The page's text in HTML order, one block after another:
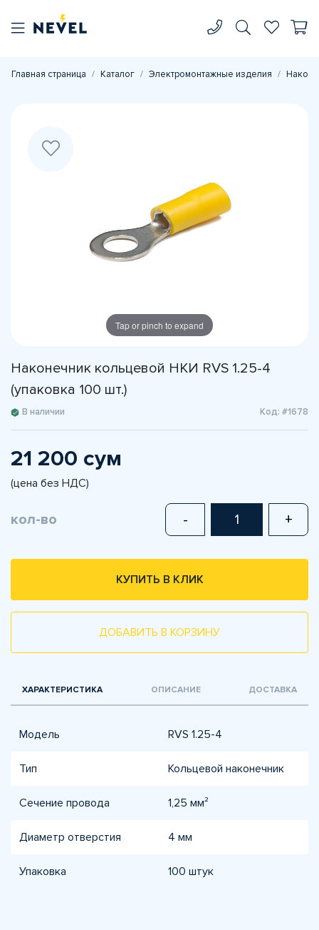
Главная страница Каталог Электромонтажные изделия
Tap or pinch to expand
Наконечник кольцевой НКИ RVS 1.25-4
(упаковка 100 шт.)
В наличии Код: #1678
21 200 сум
(цена без НДС)
кол-во - +
КУПИТЬ В КЛИК
ДОБАВИТЬ В КОРЗИНУ
ХАРАКТЕРИСТИКА ОПИСАНИЕ ДОСТАВКА
Модель RVS 1.25-4
Тип Кольцевой наконечник
Сечение провода 1,25 мм²
Диаметр отверстия 4 мм
Упаковка 100 штук